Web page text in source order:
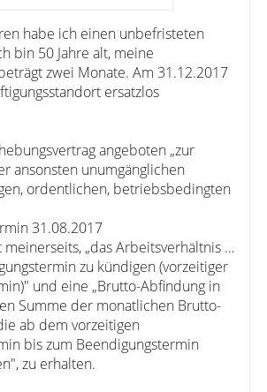
habe ich einen unbefristeten
bin 50 Jahre alt, meine
zwei Monate. Am 31.12.2017
ersatzlos
angeboten „zur
ansonsten unumgänglichen
ordentlichen, betriebsbedingten
31.08.2017
„das Arbeitsverhältnis …
zu kündigen (vorzeitiger
und eine „Brutto-Abfindung in
Summe der monatlichen Brutto-
ab dem vorzeitigen
bis zum Beendigungstermin
zu erhalten.